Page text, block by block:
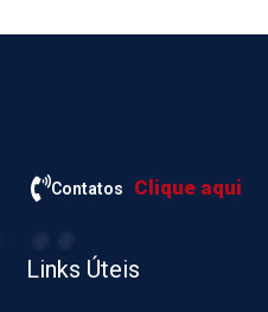
Contatos Clique aqui
Links Úteis